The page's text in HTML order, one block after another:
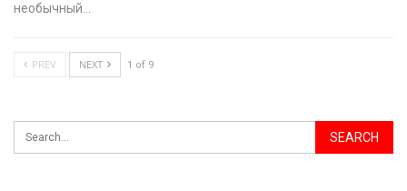
необычный…
PREV NEXT 1 of 9